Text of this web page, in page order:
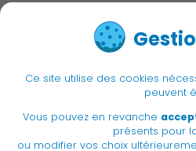
Ce site utilise des cookies
peuvent
Vous pouvez en revanche
présents pour
ou modifier vos choix